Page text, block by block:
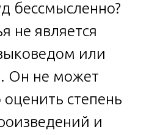
бессмысленно?
не является
или
Он не может
степень
и